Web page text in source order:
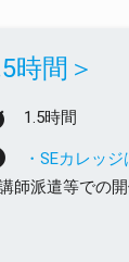
時間＞
1.5時間
・SEカレッ
講師派遣等での